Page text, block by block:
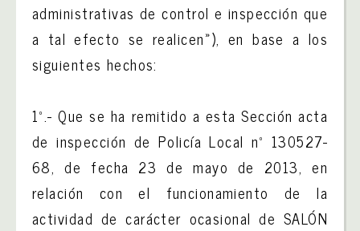
administrativas de control e inspección que
a tal efecto se realicen»), en base a los
siguientes hechos:
1º.- Que se ha remitido a esta Sección acta
de inspección de Policía Local nº 130527-
68, de fecha 23 de mayo de 2013, en
relación con el funcionamiento de la
actividad de carácter ocasional de SALÓN